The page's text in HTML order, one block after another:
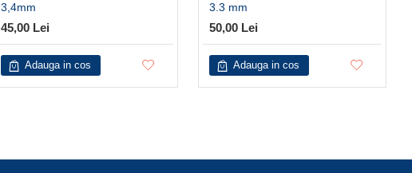
3,4mm
45,00 Lei
Adauga in cos
3.3 mm
50,00 Lei
Adauga in cos